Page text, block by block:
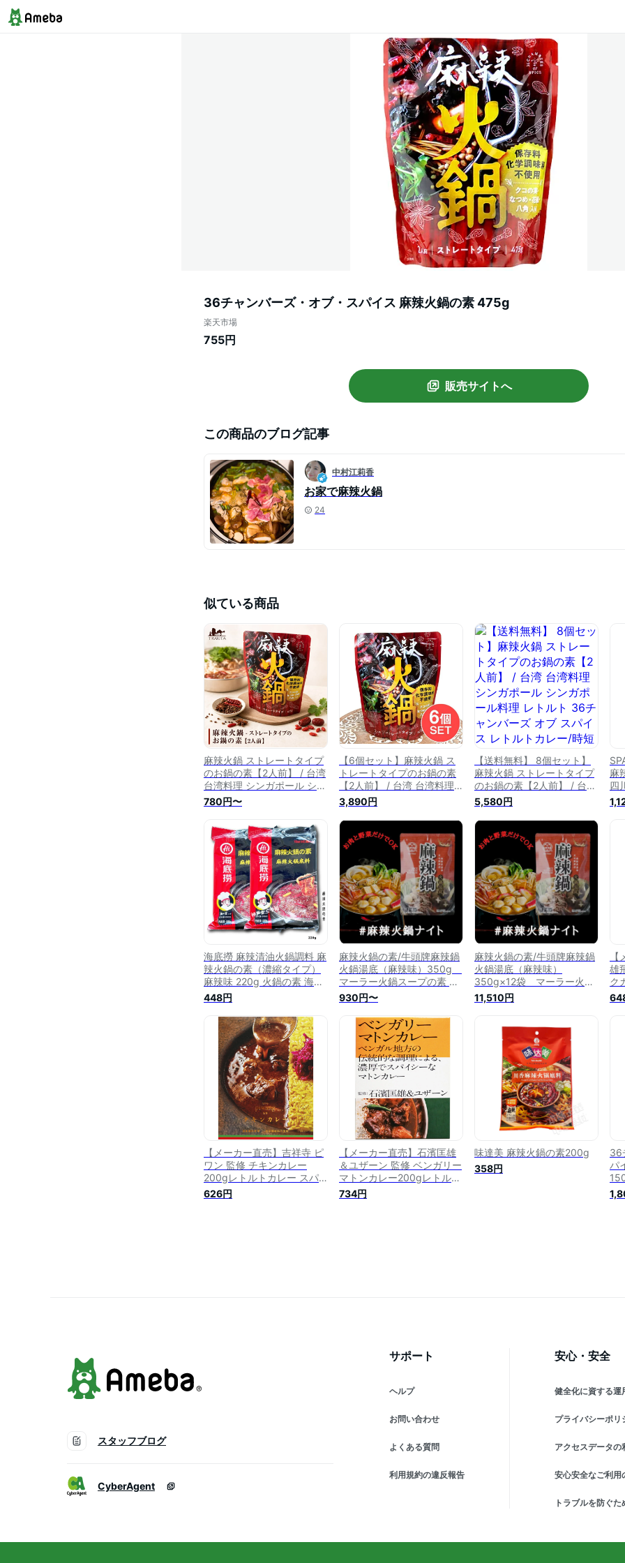
36チャンバーズ・オブ・スパイス 麻辣火鍋の素 475g
楽天市場
755円
販売サイトへ
この商品のブログ記事
中村江莉香
お家で麻辣火鍋
24
似ている商品
麻辣火鍋 ストレートタイプ
のお鍋の素【2人前】 / 台湾
台湾料理 シンガポール シン
ガポール料理 レトルト 36
チャンバーズ オブ スパイス
chambers of spice(36チャ
ンバーズ スパイス) レトル
トカレー/時短調味料 インド
アジアン食品 エスニック食
780円〜
【6個セット】麻辣火鍋 ス
トレートタイプのお鍋の素
【2人前】 / 台湾 台湾料理
シンガポール シンガポール
料理 レトルト 36チャンバ
ーズ オブ スパイス レトル
トカレー/時短調味料 インド
アジアン食品 エスニック食
3,890円
【送料無料】 8個セット】
麻辣火鍋 ストレートタイプ
のお鍋の素【2人前】 / 台湾
台湾料理 シンガポール シン
ガポール料理 レトルト 36
チャンバーズ オブ スパイス
レトルトカレー/時短調味料
インド アジアン食品 エスニ
ック食材
5,580円
麻
四
素
の
海底撈 麻辣清油火鍋調料 麻
辣火鍋の素（濃縮タイプ）
麻辣味 220g 火鍋の素 海底
捞
448円
麻辣火鍋の素/牛頭牌麻辣鍋
火鍋湯底（麻辣味）350g
マーラー火鍋スープの素 台
湾産 (約3～4人前) 火鍋湯底
930円〜
麻辣火鍋の素/牛頭牌麻辣鍋
火鍋湯底（麻辣味）
350g×12袋 マーラー火鍋
スープの素 台湾産 (約3〜4
人前) 火鍋湯底 - 12個セット
11,510円
雄
ク
パ
ズ
【メーカー直売】吉祥寺 ピ
ワン 監修 チキンカレー
200gレトルトカレー スパ
イスカレー吉祥寺 カレー
36チャンバーズ・オブ・ス
626円
【メーカー直売】⽯濱匡雄
＆ユザーン 監修 ベンガリー
マトンカレー200gレトルト
カレー スパイスカレー 36
チャンバーズ・オブ・スパ
734円
味達美 麻辣火鍋の素200g
358円
36
パ
スタッフブログ
CyberAgent
サポート
ヘルプ
お問い合わせ
よくある質問
利用規約の違反報告
安心・安全
健全化に資する運
プライバシーポリ
アクセスデータの
安心安全なご利用
トラブルを防ぐた